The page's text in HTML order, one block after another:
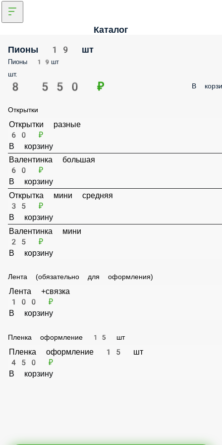
Каталог
Пионы 19 шт
Пионы 19шт
шт.
8 550 ₽ В
Открытки
Открытки разные
60 ₽
В корзину
Валентинка большая
60 ₽
В корзину
Открытка мини средняя
35 ₽
В корзину
Валентинка мини
В корзину
Лента (обязательно для оформления)
100 ₽
Пленка оформление 15 шт